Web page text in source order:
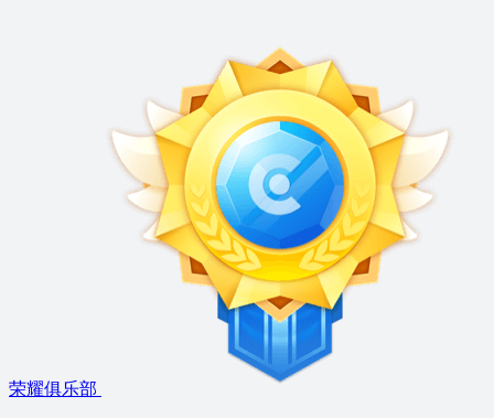
荣耀俱乐部